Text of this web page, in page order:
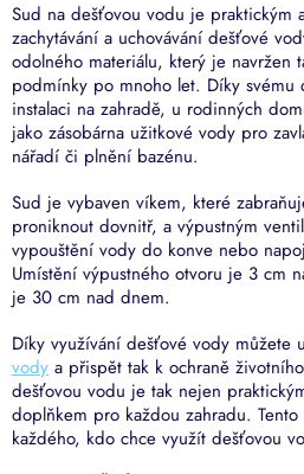
Sud na dešťovou vodu je praktickým
zachytávání a uchovávání dešťové
odolného materiálu, který je navržen
podmínky po mnoho let. Díky
instalaci na zahradě, u rodinných
jako zásobárna užitkové vody pro
nářadí či plnění bazénu.
Sud je vybaven víkem, které
proniknout dovnitř, a výpustným
vypouštění vody do konve nebo
Umístění výpustného otvoru je 3 cm
je 30 cm nad dnem.
Díky využívání dešťové vody můžete
vody a přispět tak k ochraně
dešťovou vodu je tak nejen
doplňkem pro každou zahradu. Tento
každého, kdo chce využít dešťovou